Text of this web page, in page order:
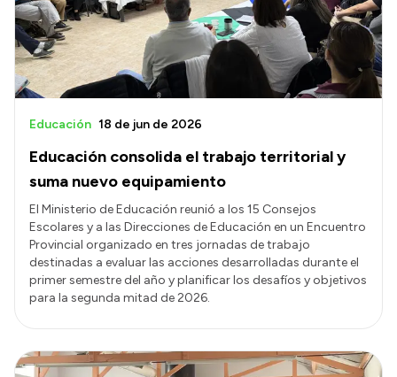
Transparencia
Presupuesto
Boletín Oficial
Compras y licitaciones
Consulta de expedientes
Consulta de pago a proveedores
Convocatorias
Intranet
Login
Educación consolida el trabajo territorial y
suma nuevo equipamiento
Educación 18 de jun de 2026
El Ministerio de Educación reunió a los 15 Consejos
Escolares y a las Direcciones de Educación en un Encuentro
Provincial organizado en tres jornadas de trabajo
destinadas a evaluar las acciones desarrolladas durante el
primer semestre del año y planificar los desafíos y objetivos
para la segunda mitad de 2026.